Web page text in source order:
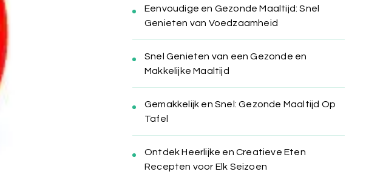
Eenvoudige en Gezonde Maaltijd: Snel
Genieten van Voedzaamheid
Snel Genieten van een Gezonde en
Makkelijke Maaltijd
Gemakkelijk en Snel: Gezonde Maaltijd Op
Tafel
Ontdek Heerlijke en Creatieve Eten
Recepten voor Elk Seizoen